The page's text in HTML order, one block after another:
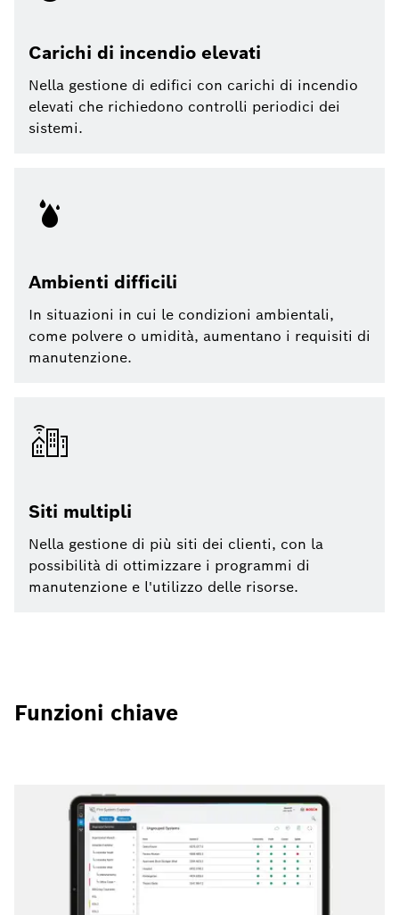
Carichi di incendio elevati
Nella gestione di edifici con carichi di incendio
elevati che richiedono controlli periodici dei
sistemi.
Ambienti difficili
In situazioni in cui le condizioni ambientali,
come polvere o umidità, aumentano i requisiti di
manutenzione.
Siti multipli
Nella gestione di più siti dei clienti, con la
possibilità di ottimizzare i programmi di
manutenzione e l'utilizzo delle risorse.
Funzioni chiave